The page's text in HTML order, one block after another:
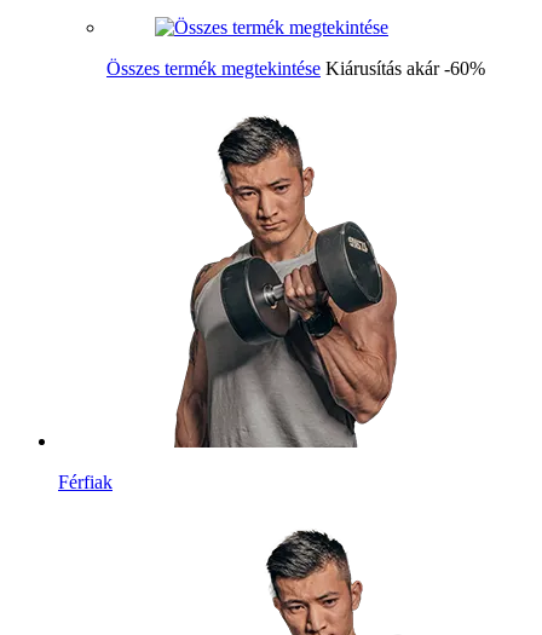
Összes termék megtekintése Kiárusítás akár -60%
Férfiak